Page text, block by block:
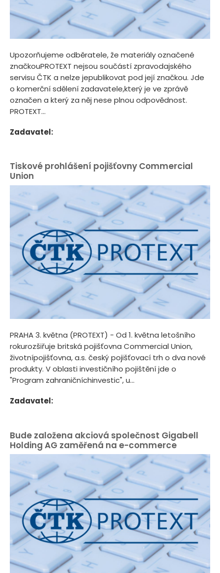
Upozorňujeme odběratele, že materiály označené
značkouPROTEXT nejsou součástí zpravodajského
servisu ČTK a nelze jepublikovat pod její značkou. Jde
o komerční sdělení zadavatele,který je ve zprávě
označen a který za něj nese plnou odpovědnost.
PROTEXT...
Zadavatel:
Tiskové prohlášení pojišťovny Commercial
Union
PRAHA 3. května (PROTEXT) - Od 1. května letošního
rokurozšiřuje britská pojišťovna Commercial Union,
životnípojišťovna, a.s. český pojišťovací trh o dva nové
produkty. V oblasti investičního pojištění jde o
"Program zahraničníchinvestic", u...
Zadavatel:
Bude založena akciová společnost Gigabell
Holding AG zaměřená na e-commerce